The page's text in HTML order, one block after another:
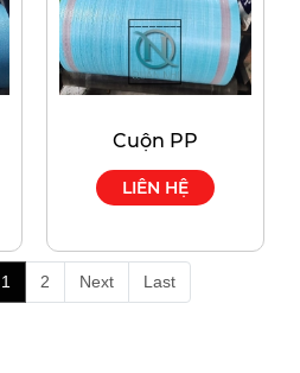
Cuộn PP
LIÊN HỆ
1 2 Next Last